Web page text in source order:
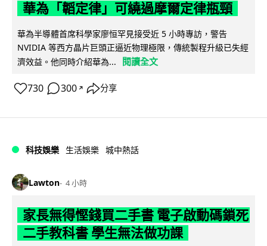
華為「韜定律」可繞過摩爾定律瓶頸
華為半導體首席科學家廖恒罕見接受近 5 小時專訪，警告
NVIDIA 等西方晶片巨頭正逼近物理極限，傳統製程升級已失經
濟效益。他同時介紹華為...
閱讀全文
730 300 ↗ 分享
科技娛樂 生活娛樂 城中熱話
Lawton 4 小時
家長無得慳錢買二手書 電子啟動碼鎖死
二手教科書 學生無法做功課